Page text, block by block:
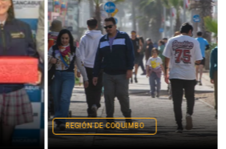
REGIÓN DE COQUIMBO